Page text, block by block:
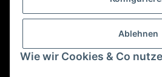
Ablehnen
Wie wir Cookies & Co
Mehr über